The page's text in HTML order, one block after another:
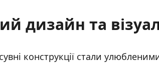
дизайн та
конструкції стали